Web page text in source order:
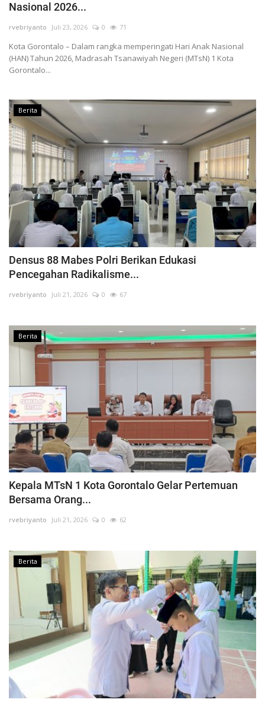
Nasional 2026...
rvebriyanto Juli 23, 2026 0 71
Kota Gorontalo – Dalam rangka memperingati Hari Anak Nasional
(HAN) Tahun 2026, Madrasah Tsanawiyah Negeri (MTsN) 1 Kota
Gorontalo...
Berita
Densus 88 Mabes Polri Berikan Edukasi
Pencegahan Radikalisme...
rvebriyanto Juli 21, 2026 0 67
Berita
Kepala MTsN 1 Kota Gorontalo Gelar Pertemuan
Bersama Orang...
rvebriyanto Juli 21, 2026 0 62
Berita